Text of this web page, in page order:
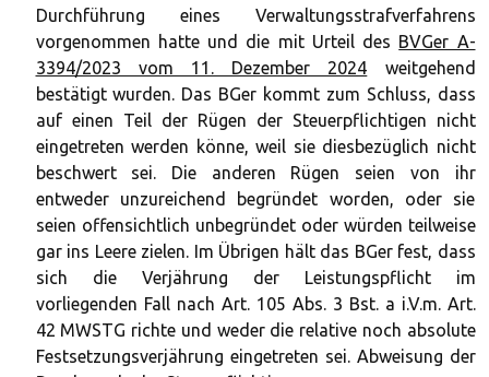
Durchführung eines Verwaltungsstrafverfahrens
vorgenommen hatte und die mit Urteil des BVGer A-
3394/2023 vom 11. Dezember 2024 weitgehend
bestätigt wurden. Das BGer kommt zum Schluss, dass
auf einen Teil der Rügen der Steuerpflichtigen nicht
eingetreten werden könne, weil sie diesbezüglich nicht
beschwert sei. Die anderen Rügen seien von ihr
entweder unzureichend begründet worden, oder sie
seien offensichtlich unbegründet oder würden teilweise
gar ins Leere zielen. Im Übrigen hält das BGer fest, dass
sich die Verjährung der Leistungspflicht im
vorliegenden Fall nach Art. 105 Abs. 3 Bst. a i.V.m. Art.
42 MWSTG richte und weder die relative noch absolute
Festsetzungsverjährung eingetreten sei. Abweisung der